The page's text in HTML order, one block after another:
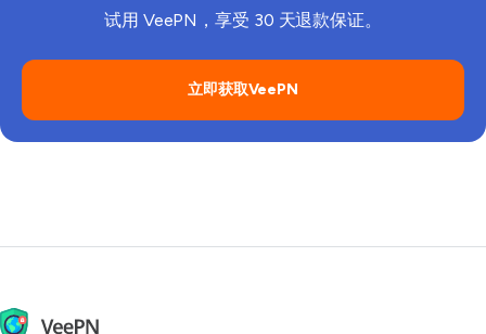
试用 VeePN，享受 30 天退款保证。
立即获取VeePN